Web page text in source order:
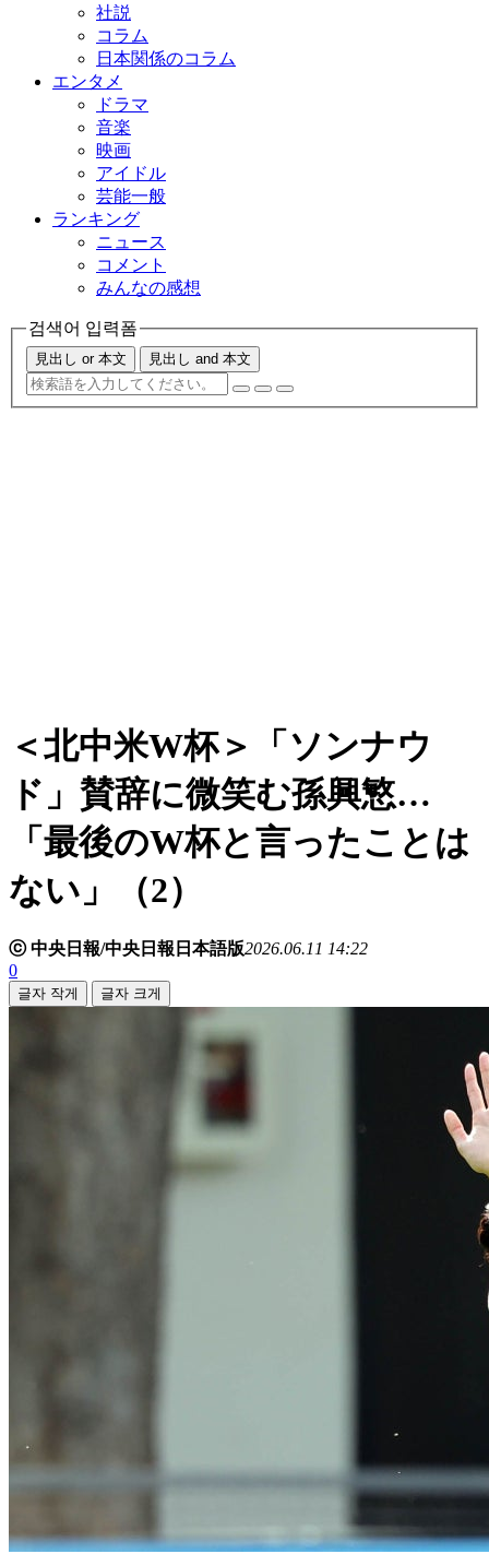
社説
コラム
日本関係のコラム
エンタメ
ドラマ
音楽
映画
アイドル
芸能一般
ランキング
ニュース
コメント
みんなの感想
검색어 입력폼
見出し or 本文 見出し and 本文
＜北中米W杯＞「ソンナウ
ド」賛辞に微笑む孫興慜…
「最後のW杯と言ったことは
ない」（2）
ⓒ 中央日報/中央日報日本語版2026.06.11 14:22
0
글자 작게 글자 크게